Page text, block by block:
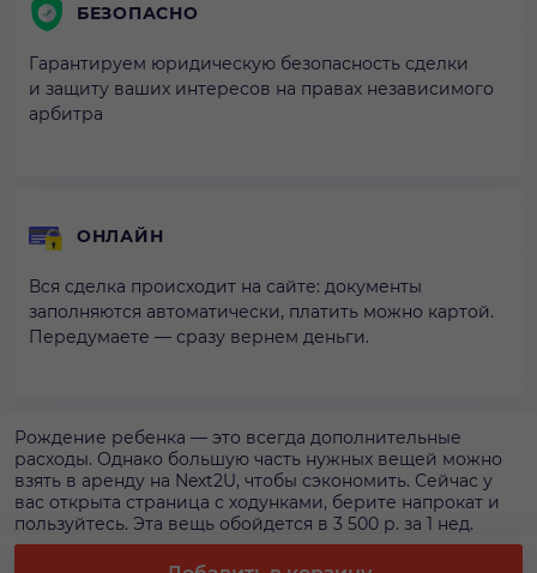
БЕЗОПАСНО
Гарантируем юридическую безопасность сделки
и защиту ваших интересов на правах независимого
арбитра
ОНЛАЙН
Вся сделка происходит на сайте: документы
заполняются автоматически, платить можно картой.
Передумаете — сразу вернем деньги.
Рождение ребенка — это всегда дополнительные
расходы. Однако большую часть нужных вещей можно
взять в аренду на Next2U, чтобы сэкономить. Сейчас у
вас открыта страница с ходунками, берите напрокат и
пользуйтесь. Эта вещь обойдется в 3 500 р. за 1 нед.
Возьмите ходунки при помощи сервиса, чтобы иметь
гарантию наличия в момент визита, а стоимость аренды